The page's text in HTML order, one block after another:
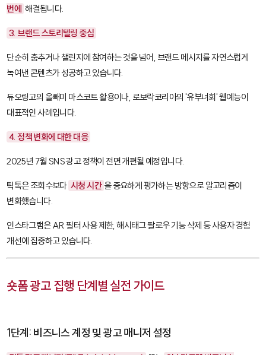
번에 해결됩니다.
3. 브랜드 스토리텔링 중심
단순히 춤추거나 챌린지에 참여하는 것을 넘어, 브랜드 메시지를 자연스럽게
녹여낸 콘텐츠가 성공하고 있습니다.
듀오링고의 올빼미 마스코트 활용이나, 로보락코리아의 '유부녀회' 웹예능이
대표적인 사례입니다.
4. 정책 변화에 대한 대응
2025년 7월 SNS 광고 정책이 전면 개편될 예정입니다.
틱톡은 조회수보다 시청 시간 을 중요하게 평가하는 방향으로 알고리즘이
변화했습니다.
인스타그램은 AR 필터 사용 제한, 해시태그 팔로우 기능 삭제 등 사용자 경험
개선에 집중하고 있습니다.
숏폼 광고 집행 단계별 실전 가이드
1단계: 비즈니스 계정 및 광고 매니저 설정